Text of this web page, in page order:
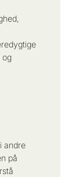
og
andre
på